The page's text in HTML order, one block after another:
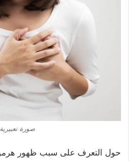
صورة تعبيرية
حول التعرف على سبب ظهور